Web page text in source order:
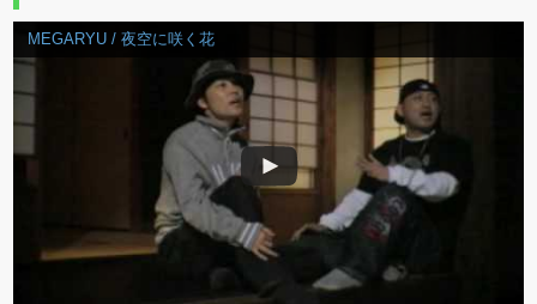
MEGARYU / 夜空に咲く花